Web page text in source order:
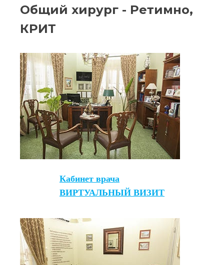
Общий хирург - Ретимно,
КРИТ
Кабинет врача
ВИРТУАЛЬНЫЙ ВИЗИТ